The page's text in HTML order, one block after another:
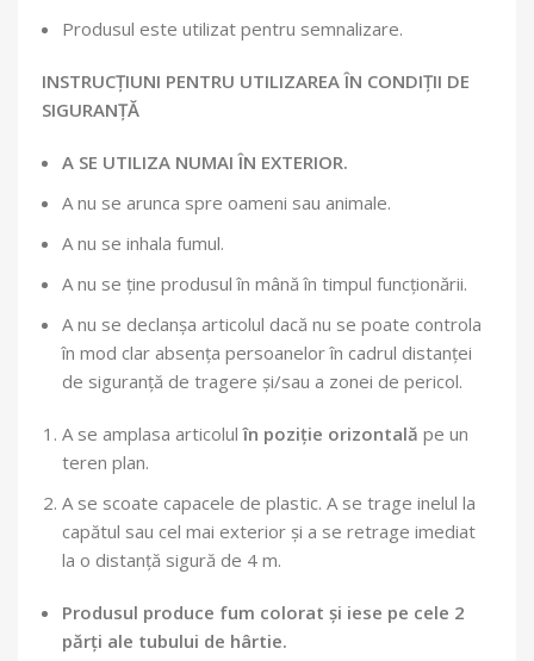
Produsul este utilizat pentru semnalizare.
INSTRUCȚIUNI PENTRU UTILIZAREA ÎN CONDIȚII DE
SIGURANȚĂ
A SE UTILIZA NUMAI ÎN EXTERIOR.
A nu se arunca spre oameni sau animale.
A nu se inhala fumul.
A nu se ține produsul în mână în timpul funcționării.
A nu se declanșa articolul dacă nu se poate controla
în mod clar absența persoanelor în cadrul distanței
de siguranță de tragere și/sau a zonei de pericol.
A se amplasa articolulîn poziție orizontală pe un
teren plan.
A se scoate capacele de plastic. A se trage inelul la
capătul sau cel mai exterior și a se retrage imediat
la o distanță sigură de 4 m.
Produsul produce fum colorat și iese pe cele 2
părți ale tubului de hârtie.